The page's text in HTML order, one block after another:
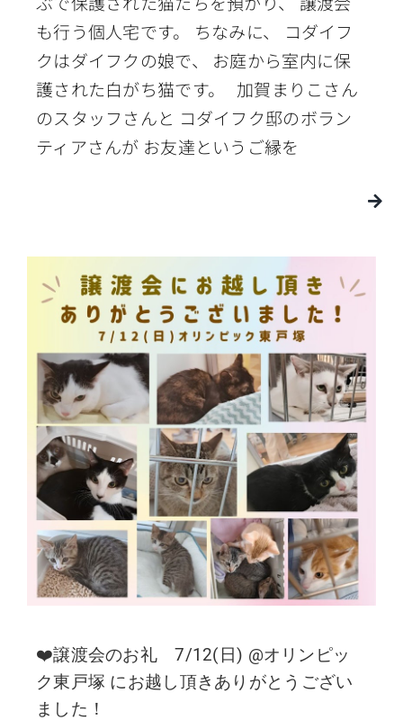
も行う個人宅です。 ちなみに、 コダイフ
クはダイフクの娘で、 お庭から室内に保
護された白がち猫です。 加賀まりこさん
のスタッフさんと コダイフク邸のボラン
ティアさんが お友達というご縁を
❤️譲渡会のお礼 7/12(日) @オリンピッ
ク東戸塚 にお越し頂きありがとうござい
ました！